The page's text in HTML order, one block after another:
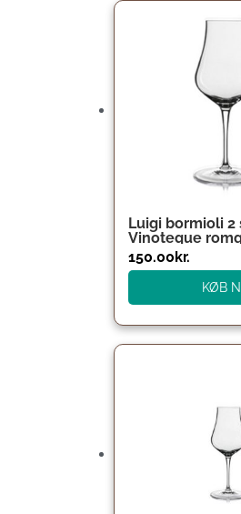
Luigi bormioli 2
Vinoteque
150.00kr.
KØB